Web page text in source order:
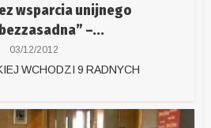
wsparcia unijnego
–...
03/12/2012
WCHODZI 9 RADNYCH